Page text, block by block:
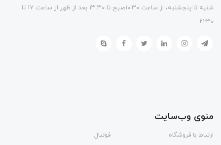
شنبه تا پنجشنبه، از ساعت ۱۰:۳۰صبح تا ۱۳.۳۰ بعد از ظهر از ساعت ۱۷ تا
۲۱:۳۰
منوی وب‌سایت
ارتباط با فروشگاه
فوتبال